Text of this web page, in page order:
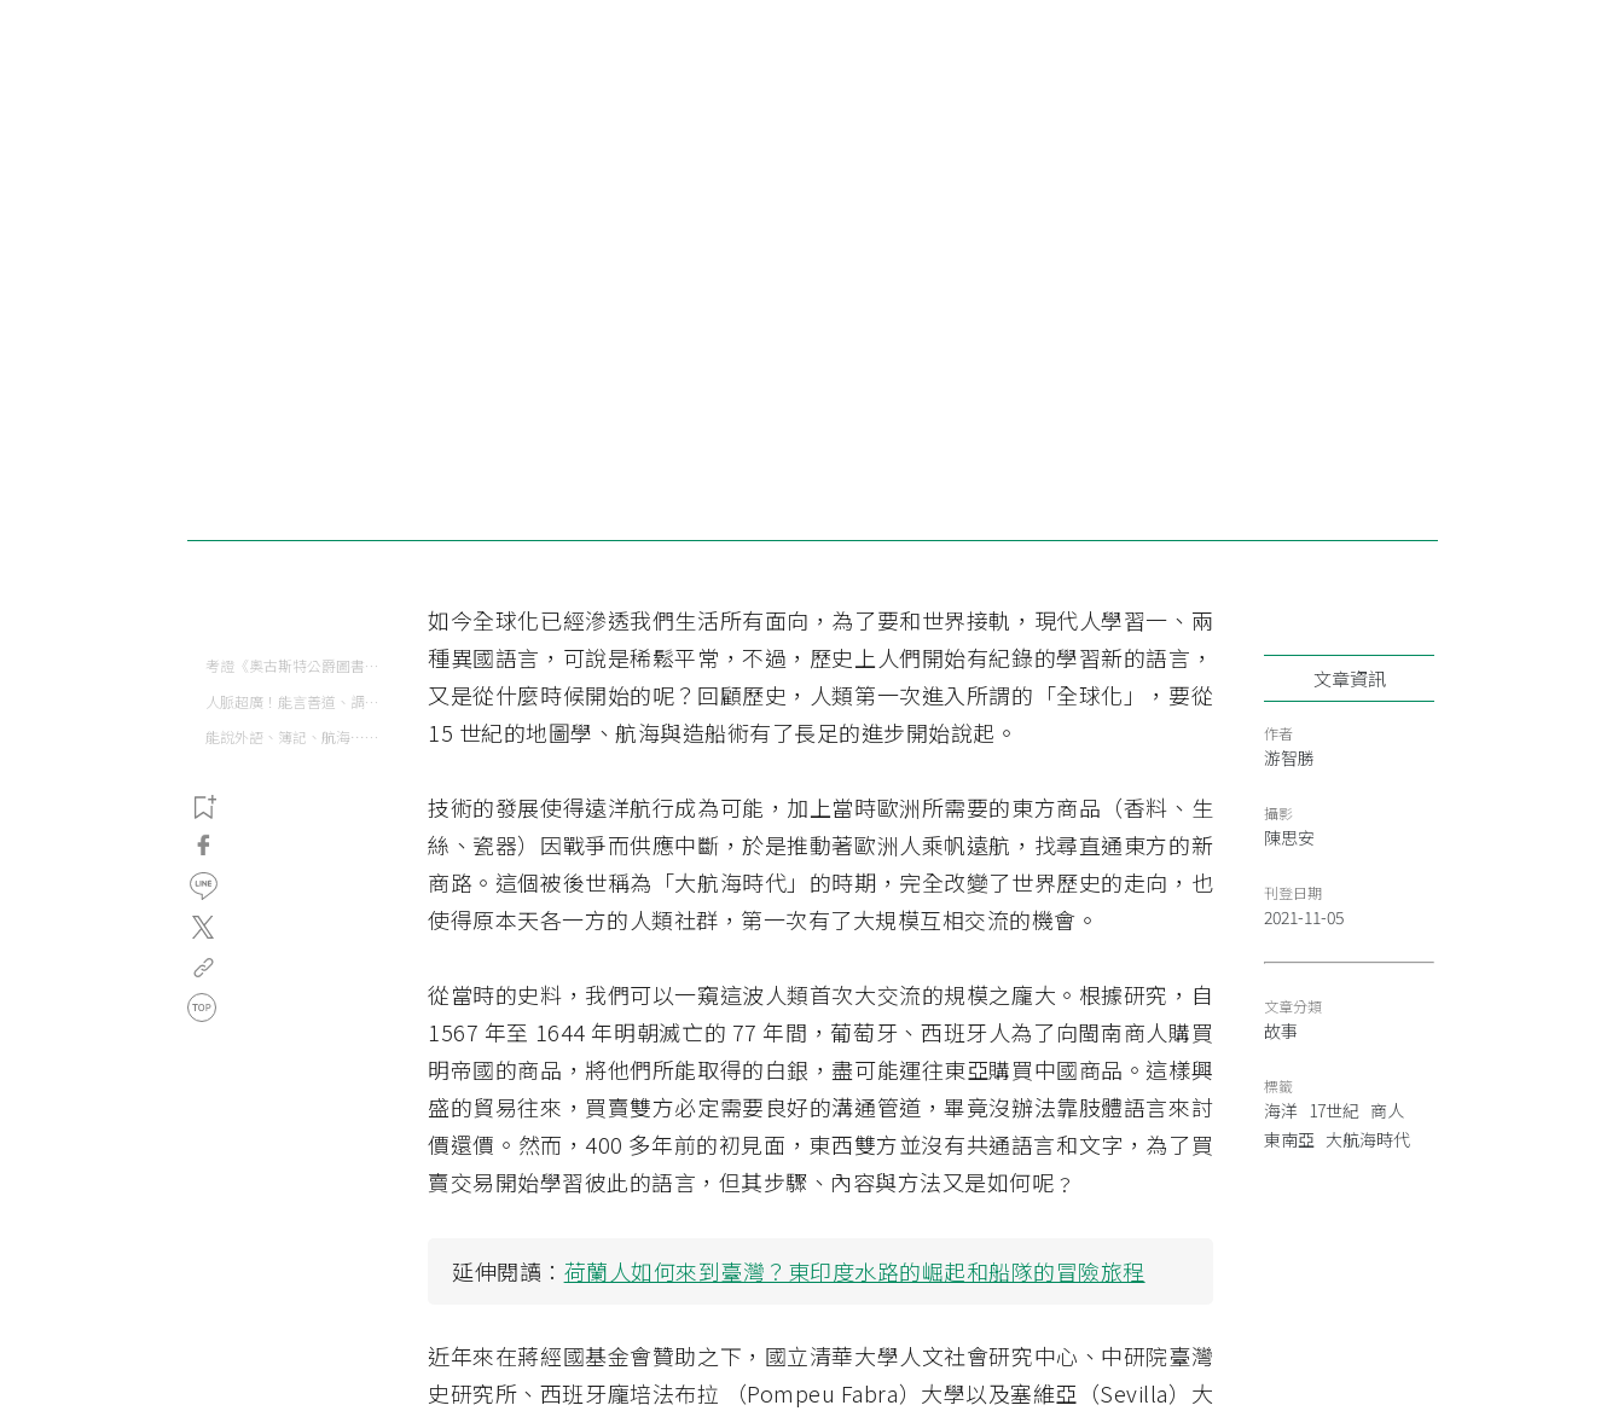
考證《奧古斯特公爵圖書館菲律賓唐人手稿》，看大航海時代菲律賓閩南人如何學習異國語言
人脈超廣！能言善道、調停戰爭的閩南人
能說外語、簿記、航海⋯⋯「生理人」的「斜槓人生」
如今全球化已經滲透我們生活所有面向，為了要和世界接軌，現代人學習一、兩
種異國語言，可說是稀鬆平常，不過，歷史上人們開始有紀錄的學習新的語言，
又是從什麼時候開始的呢？回顧歷史，人類第一次進入所謂的「全球化」，要從
15 世紀的地圖學、航海與造船術有了長足的進步開始說起。
技術的發展使得遠洋航行成為可能，加上當時歐洲所需要的東方商品（香料、生
絲、瓷器）因戰爭而供應中斷，於是推動著歐洲人乘帆遠航，找尋直通東方的新
商路。這個被後世稱為「大航海時代」的時期，完全改變了世界歷史的走向，也
使得原本天各一方的人類社群，第一次有了大規模互相交流的機會。
從當時的史料，我們可以一窺這波人類首次大交流的規模之龐大。根據研究，自
1567 年至 1644 年明朝滅亡的 77 年間，葡萄牙、西班牙人為了向閩南商人購買
明帝國的商品，將他們所能取得的白銀，盡可能運往東亞購買中國商品。這樣興
盛的貿易往來，買賣雙方必定需要良好的溝通管道，畢竟沒辦法靠肢體語言來討
價還價。然而，400 多年前的初見面，東西雙方並沒有共通語言和文字，為了買
賣交易開始學習彼此的語言，但其步驟、內容與方法又是如何呢﹖
延伸閱讀： 荷蘭人如何來到臺灣？東印度水路的崛起和船隊的冒險旅程
近年來在蔣經國基金會贊助之下，國立清華大學人文社會研究中心、中研院臺灣
史研究所、西班牙龐培法布拉 （Pompeu Fabra）大學以及塞維亞（Sevilla）大
文章資訊
作者
游智勝
攝影
陳思安
刊登日期
2021-11-05
文章分類
故事
標籤
海洋 17世紀 商人
東南亞 大航海時代